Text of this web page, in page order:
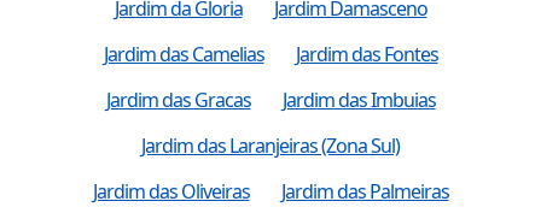
Jardim da Gloria
Jardim Damasceno
Jardim das Camelias
Jardim das Fontes
Jardim das Gracas
Jardim das Imbuias
Jardim das Laranjeiras (Zona Sul)
Jardim das Oliveiras
Jardim das Palmeiras